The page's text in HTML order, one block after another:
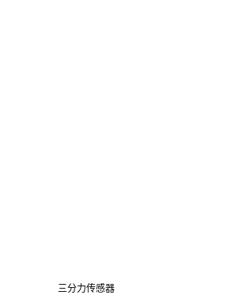
三分力传感器